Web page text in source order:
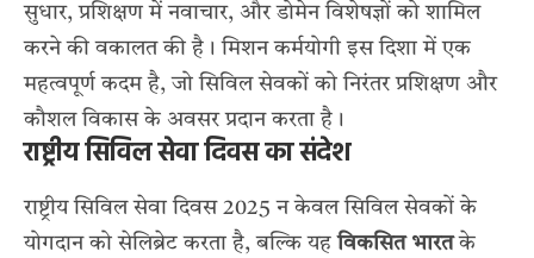
सुधार, प्रशिक्षण में नवाचार, और डोमेन विशेषज्ञों को शामिल
करने की वकालत की है। मिशन कर्मयोगी इस दिशा में एक
महत्वपूर्ण कदम है, जो सिविल सेवकों को निरंतर प्रशिक्षण और
कौशल विकास के अवसर प्रदान करता है।
राष्ट्रीय सिविल सेवा दिवस का संदेश
राष्ट्रीय सिविल सेवा दिवस 2025 न केवल सिविल सेवकों के
योगदान को सेलिब्रेट करता है, बल्कि यहविकसित भारतके